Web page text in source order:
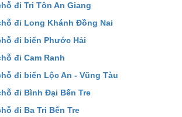
đi Tri Tôn An Giang
đi Long Khánh Đồng Nai
đi biển Phước Hải
đi Cam Ranh
đi biển Lộc An - Vũng Tàu
đi Bình Đại Bến Tre
đi Ba Tri Bến Tre